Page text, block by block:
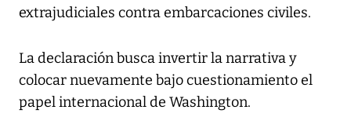
extrajudiciales contra embarcaciones civiles.
La declaración busca invertir la narrativa y
colocar nuevamente bajo cuestionamiento el
papel internacional de Washington.